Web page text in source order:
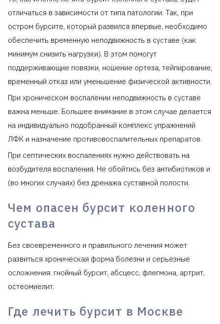
отличаться в зависимости от типа патологии. Так, при
остром бурсите, который развился впервые, необходимо
обеспечить временную неподвижность в суставе (как
минимум снизить нагрузки). В этом помогут
поддерживающие повязки, ношение ортеза, тейпирование,
временный отказ или уменьшение физической активности.
При хроническом воспалении неподвижность в суставе
важна меньше. Большее внимание в этом случае делается
на индивидуально подобранный комплекс упражнений
ЛФК и назначение противовоспалительных препаратов.
При септических воспалениях нужно действовать на
возбудителя воспаления. Не обойтись без антибиотиков и
(во многих случаях) без дренажа суставной полости.
Чем опасен бурсит коленного
сустава
Без своевременного и правильного лечения может
развиться хроническая форма болезни и серьезные
осложнения: гнойный бурсит, абсцесс, флегмона, артрит,
остеомиелит.
Где лечить бурсит в Москве